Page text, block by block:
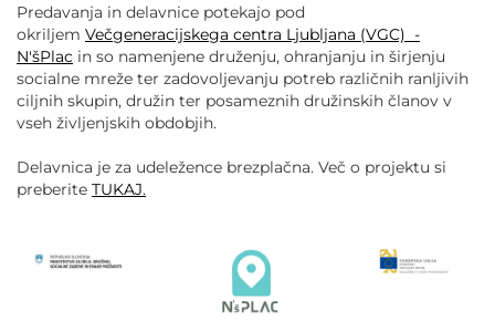
Predavanja in delavnice potekajo pod
okriljem Večgeneracijskega centra Ljubljana (VGC) -
N'šPlac in so namenjene druženju, ohranjanju in širjenju
socialne mreže ter zadovoljevanju potreb različnih ranljivih
ciljnih skupin, družin ter posameznih družinskih članov v
vseh življenjskih obdobjih.
Delavnica je za udeležence brezplačna. Več o projektu si
preberite TUKAJ.